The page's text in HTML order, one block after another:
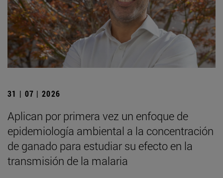
31 | 07 | 2026
Aplican por primera vez un enfoque de
epidemiología ambiental a la concentración
de ganado para estudiar su efecto en la
transmisión de la malaria